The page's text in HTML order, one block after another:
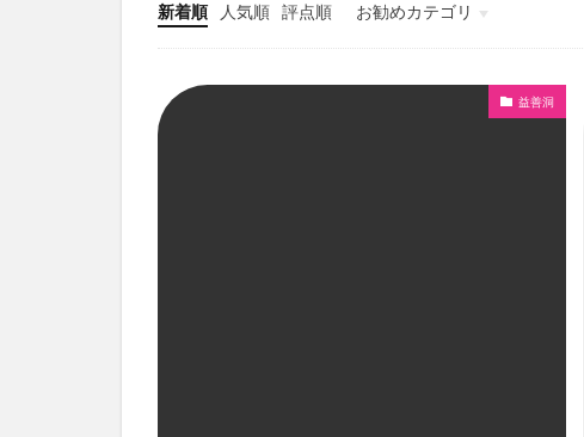
新着順 人気順 評点順
お勧めカテゴリ
미분류
益善洞